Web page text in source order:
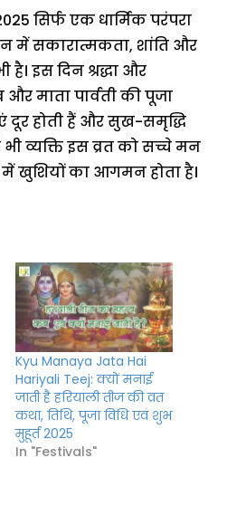
सिर्फ एक धार्मिक परंपरा
में सकारात्मकता, शांति और
इस दिन श्रद्धा और
माता पार्वती की पूजा
दूर होती हैं और सुख-समृद्धि
व्यक्ति इस व्रत को सच्चे मन
खुशियों का आगमन होता है।
Kyu Manaya Jata Hai
Hariyali Teej: क्यों मनाई
जाती है हरियाली तीज की व्रत
कथा, तिथि, पूजा विधि एवं शुभ
मुहूर्त 2025
In "Festivals"